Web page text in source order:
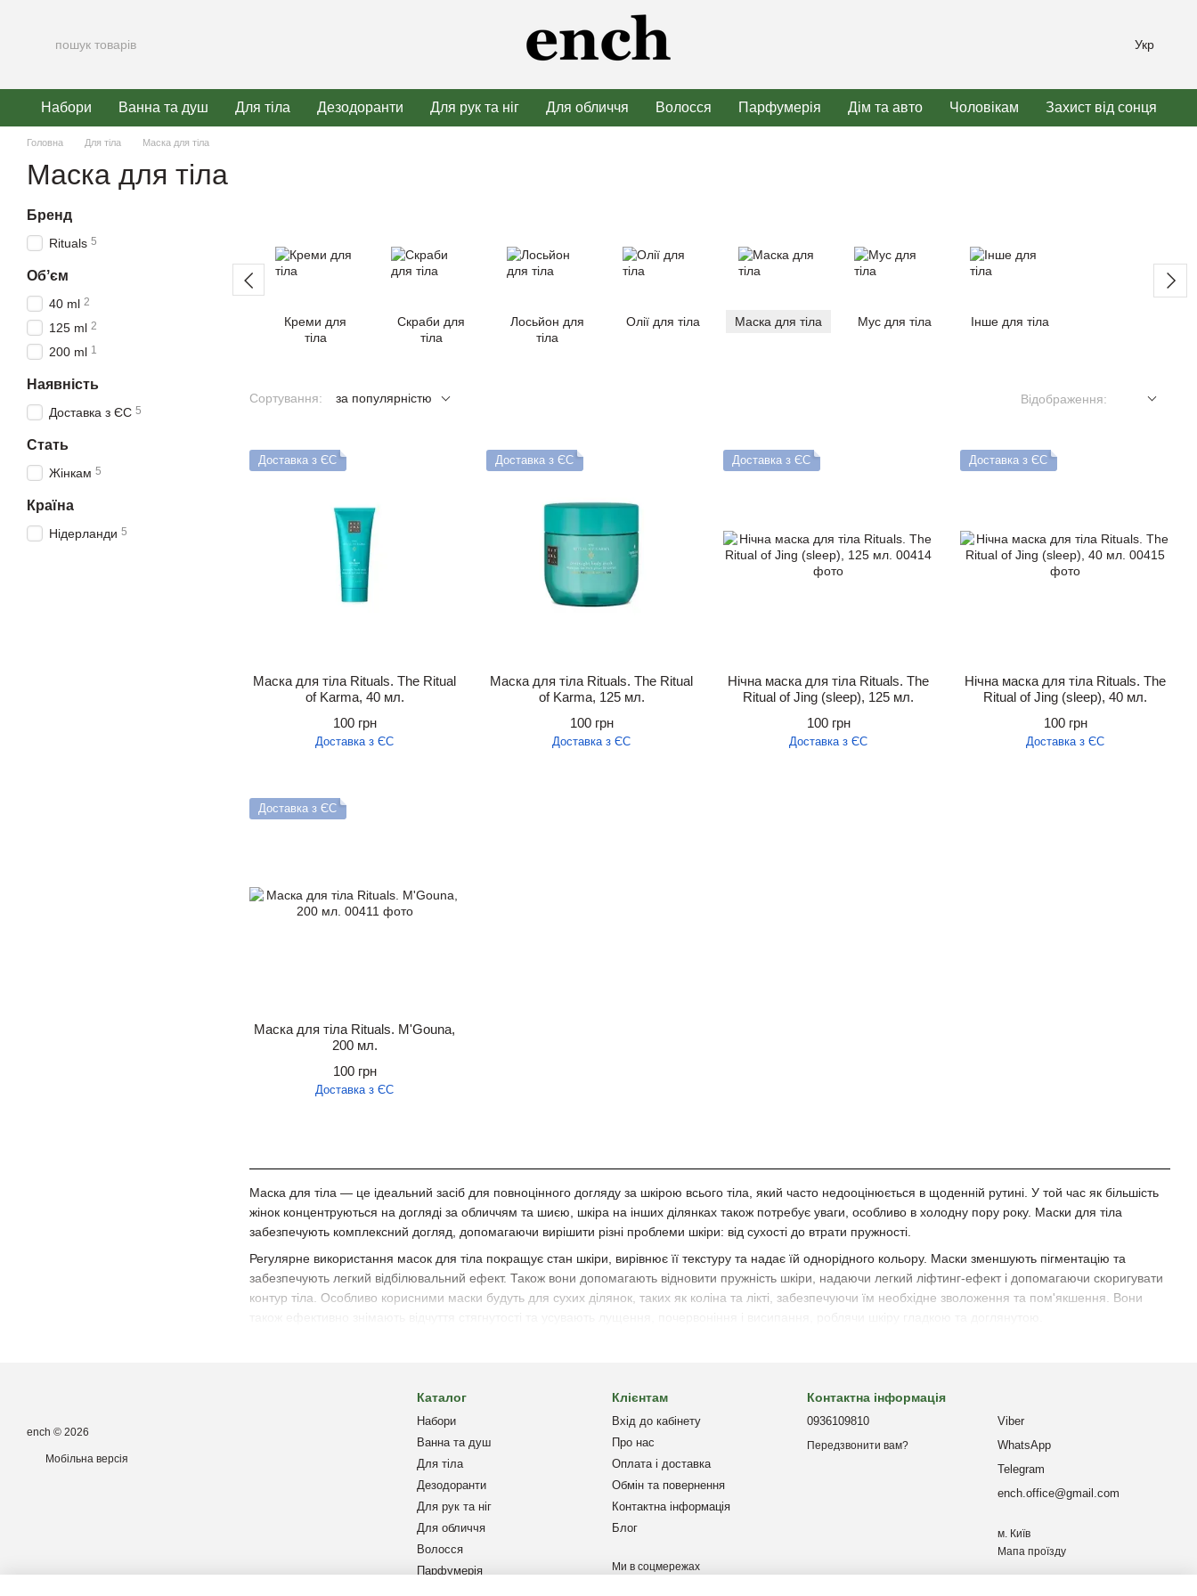
Укр
Набори Ванна та душ Для тіла Дезодоранти Для рук та ніг Для обличчя Волосся Парфумерія Дім та авто Чоловікам Захист від сонця
Головна Для тіла Маска для тіла
Маска для тіла
Креми для
тіла
Скраби для
тіла
Лосьйон для
тіла
Олії для тіла Маска для тіла Мус для тіла Інше для тіла
Сортування: за популярністю Відображення:
Маска для тіла — це ідеальний засіб для повноцінного догляду за шкірою всього тіла, який часто недооцінюється в щоденній рутині. У той час як більшість
жінок концентруються на догляді за обличчям та шиєю, шкіра на інших ділянках також потребує уваги, особливо в холодну пору року. Маски для тіла
забезпечують комплексний догляд, допомагаючи вирішити різні проблеми шкіри: від сухості до втрати пружності.
Регулярне використання масок для тіла покращує стан шкіри, вирівнює її текстуру та надає їй однорідного кольору. Маски зменшують пігментацію та
забезпечують легкий відбілювальний ефект. Також вони допомагають відновити пружність шкіри, надаючи легкий ліфтинг-ефект і допомагаючи скоригувати
контур тіла. Особливо корисними маски будуть для сухих ділянок, таких як коліна та лікті, забезпечуючи їм необхідне зволоження та пом'якшення. Вони
також ефективно знімають відчуття стягнутості та усувають лущення, почервоніння і висипання, роблячи шкіру гладкою та доглянутою.
Доставка з ЄС
Маска для тіла Rituals. The Ritual
of Karma, 40 мл.
100 грн
Доставка з ЄС
Доставка з ЄС
Маска для тіла Rituals. The Ritual
of Karma, 125 мл.
100 грн
Доставка з ЄС
Доставка з ЄС
Нічна маска для тіла Rituals. The
Ritual of Jing (sleep), 125 мл.
100 грн
Доставка з ЄС
Доставка з ЄС
Нічна маска для тіла Rituals. The
Ritual of Jing (sleep), 40 мл.
100 грн
Доставка з ЄС
Доставка з ЄС
Маска для тіла Rituals. M'Gouna,
200 мл.
100 грн
Доставка з ЄС
Бренд
Rituals 5
Обʼєм
40 ml 2
125 ml 2
200 ml 1
Наявність
Доставка з ЄС 5
Стать
Жінкам 5
Країна
Нідерланди 5
ench © 2026
Мобільна версія
Каталог
Набори
Ванна та душ
Для тіла
Дезодоранти
Для рук та ніг
Для обличчя
Волосся
Парфумерія
Клієнтам
Вхід до кабінету
Про нас
Оплата і доставка
Обмін та повернення
Контактна інформація
Блог
Ми в соцмережах
Контактна інформація
0936109810
Передзвонити вам?
Viber
WhatsApp
Telegram
ench.office@gmail.com
м. Київ
Мапа проїзду